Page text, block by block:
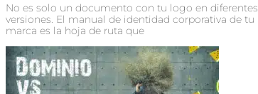
No es solo un documento con tu logo en diferentes
versiones. El manual de identidad corporativa de tu
marca es la hoja de ruta que